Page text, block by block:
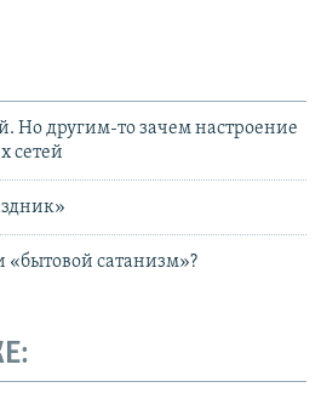
Но другим-то зачем настроение
сетей
«бытовой сатанизм»?